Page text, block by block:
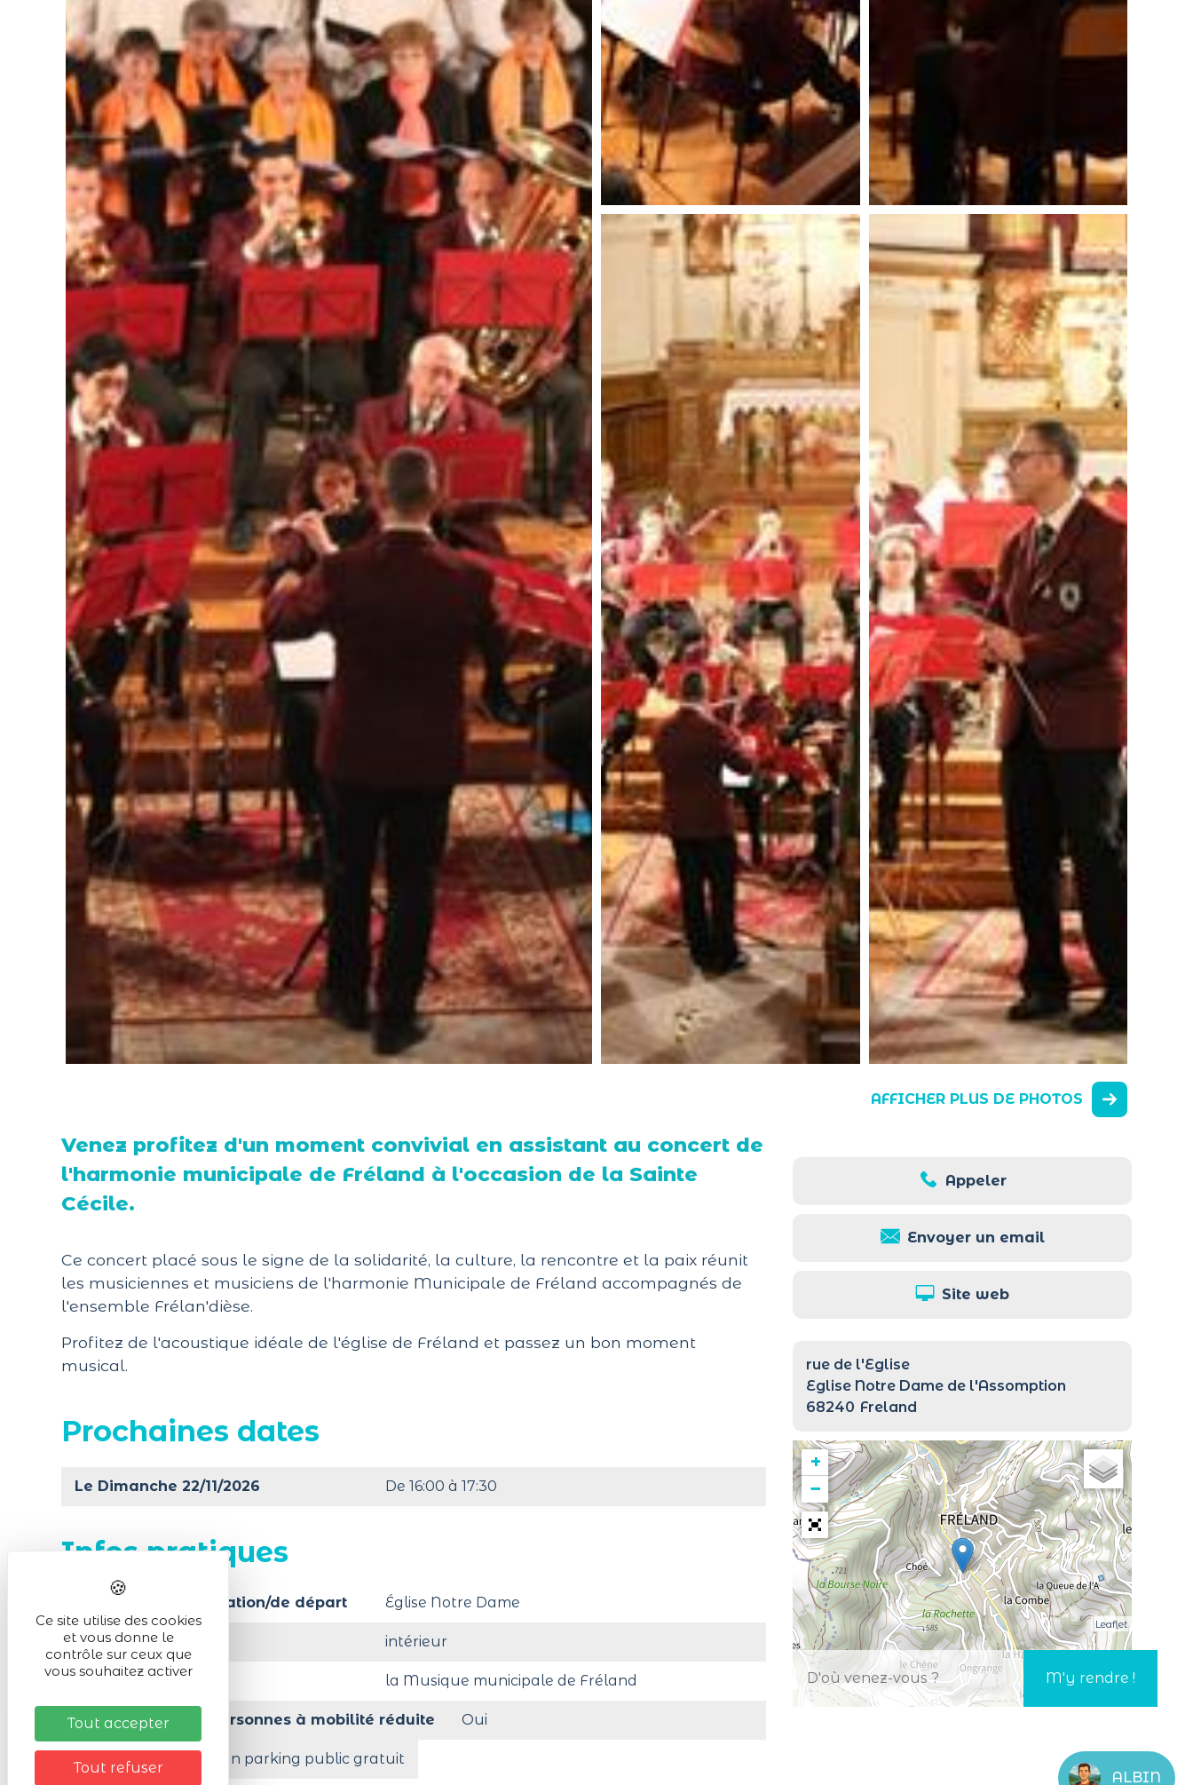
AFFICHER PLUS DE PHOTOS
Appeler
Envoyer un email
Site web
rue de l'Eglise
Eglise Notre Dame de l'Assomption
68240 Freland
+
−
Leaflet
Venez profitez d'un moment convivial en assistant au concert de
l'harmonie municipale de Fréland à l'occasion de la Sainte
Cécile.
Ce concert placé sous le signe de la solidarité, la culture, la rencontre et la paix réunit
les musiciennes et musiciens de l'harmonie Municipale de Fréland accompagnés de
l'ensemble Frélan'dièse.
Profitez de l'acoustique idéale de l'église de Fréland et passez un bon moment
musical.
Prochaines dates
Le Dimanche 22/11/2026 De 16:00 à 17:30
Infos pratiques
Lieu de la manifestation/de départ Église Notre Dame
Activité en : intérieur
Organisé par la Musique municipale de Fréland
Accessibilité aux personnes à mobilité réduite Oui
A moins de 200 m d'un parking public gratuit
ALBIN
Ce site utilise des cookies
et vous donne le
contrôle sur ceux que
vous souhaitez activer
Tout accepter
Tout refuser